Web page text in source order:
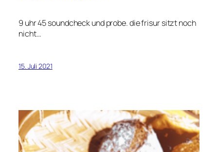
9 uhr 45 soundcheck und probe. die frisur sitzt noch
nicht…
15. Juli 2021